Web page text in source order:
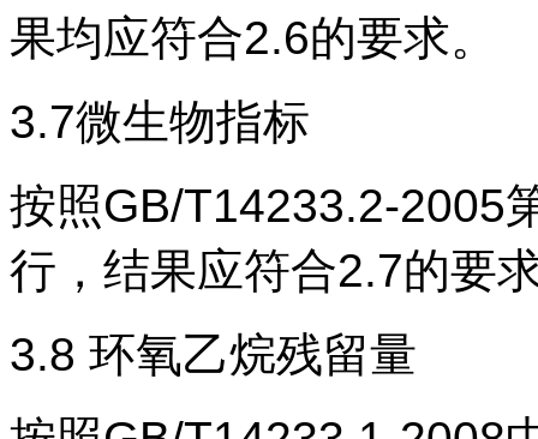
果均应符合2.6的要求。
3.7微生物指标
按照GB/T14233.2-2005
行，结果应符合2.7的要
3.8 环氧乙烷残留量